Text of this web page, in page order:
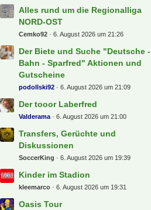
Alles rund um die Regionalliga
NORD-OST
Cemko92 6. August 2026 um 21:26
Der Biete und Suche "Deutsche -
Bahn - Sparfred" Aktionen und
Gutscheine
podollski92 6. August 2026 um 21:09
Der tooor Laberfred
Valderama 6. August 2026 um 21:00
Transfers, Gerüchte und
Diskussionen
SoccerKing 6. August 2026 um 19:39
Kinder im Stadion
kleemarco 6. August 2026 um 19:31
Oasis Tour